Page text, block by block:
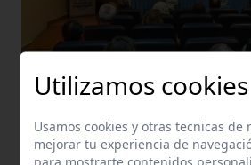
Utilizamos cookies
Usamos cookies y otras tecnicas de
mejorar tu experiencia de
para mostrarte contenidos